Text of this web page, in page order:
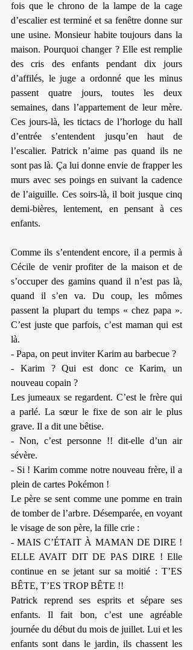
fois que le chrono de la lampe de la cage
d’escalier est terminé et sa fenêtre donne sur
une usine. Monsieur habite toujours dans la
maison. Pourquoi changer ? Elle est remplie
des cris des enfants pendant dix jours
d’affilés, le juge a ordonné que les minus
passent quatre jours, toutes les deux
semaines, dans l’appartement de leur mère.
Ces jours-là, les tictacs de l’horloge du hall
d’entrée s’entendent jusqu’en haut de
l’escalier. Patrick n’aime pas quand ils ne
sont pas là. Ça lui donne envie de frapper les
murs avec ses poings en suivant la cadence
de l’aiguille. Ces soirs-là, il boit jusque cinq
demi-bières, lentement, en pensant à ces
enfants.
Comme ils s’entendent encore, il a permis à
Cécile de venir profiter de la maison et de
s’occuper des gamins quand il n’est pas là,
quand il s’en va. Du coup, les mômes
passent la plupart du temps « chez papa ».
C’est juste que parfois, c’est maman qui est
là.
- Papa, on peut inviter Karim au barbecue ?
- Karim ? Qui est donc ce Karim, un
nouveau copain ?
Les jumeaux se regardent. C’est le frère qui
a parlé. La sœur le fixe de son air le plus
grave. Il a dit une bêtise.
- Non, c’est personne !! dit-elle d’un air
sévère.
- Si ! Karim comme notre nouveau frère, il a
plein de cartes Pokémon !
Le père se sent comme une pomme en train
de tomber de l’arbre. Désemparée, en voyant
le visage de son père, la fille crie :
- MAIS C’ÉTAIT À MAMAN DE DIRE !
ELLE AVAIT DIT DE PAS DIRE ! Elle
continue en se jetant sur sa moitié : T’ES
BÊTE, T’ES TROP BÊTE !!
Patrick reprend ses esprits et sépare ses
enfants. Il fait bon, c’est une agréable
journée du début du mois de juillet. Lui et les
enfants sont dans le jardin, ils chassent les